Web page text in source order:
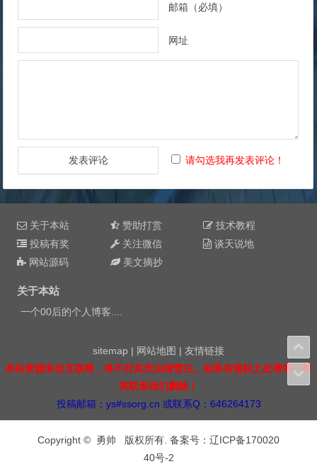
邮箱（必填）
网址
请勾选我再发表评论！
关于本站 赞助打赏
技术教程
投稿有奖
关注微信
谈天说地
网站源码
美文摘抄
关于本站
一个00后的个人博客....
sitemap | 网站地图 | 友情链接
本站资源来自互联网，将不对其负法律责任。如果有侵权之处请第一时
间联系我们删除！
投稿邮箱：ys#ssorg.cn 或联系Q：646264173
Copyright © 勇帅 版权所有. 备案号： 辽ICP备170020
40号-2